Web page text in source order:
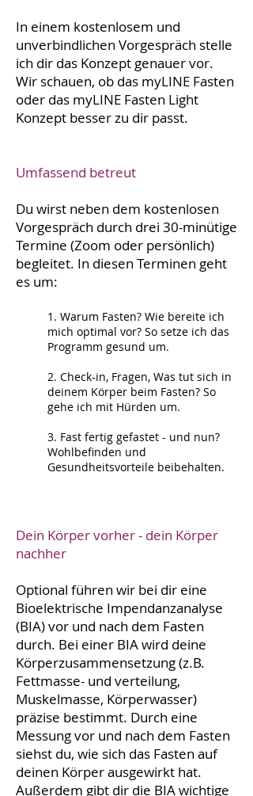
In einem kostenlosem und
unverbindlichen Vorgespräch stelle
ich dir das Konzept genauer vor.
Wir schauen, ob das myLINE Fasten
oder das myLINE Fasten Light
Konzept besser zu dir passt.
Umfassend betreut
Du wirst neben dem kostenlosen
Vorgespräch durch drei 30-minütige
Termine (Zoom oder persönlich)
begleitet. In diesen Terminen geht
es um:
1. Warum Fasten? Wie bereite ich
mich optimal vor? So setze ich das
Programm gesund um.
2. Check-in, Fragen, Was tut sich in
deinem Körper beim Fasten? So
gehe ich mit Hürden um.
3. Fast fertig gefastet - und nun?
Wohlbefinden und
Gesundheitsvorteile beibehalten.
Dein Körper vorher - dein Körper
nachher
Optional führen wir bei dir eine
Bioelektrische Impendanzanalyse
(BIA) vor und nach dem Fasten
durch. Bei einer BIA wird deine
Körperzusammensetzung (z.B.
Fettmasse- und verteilung,
Muskelmasse, Körperwasser)
präzise bestimmt. Durch eine
Messung vor und nach dem Fasten
siehst du, wie sich das Fasten auf
deinen Körper ausgewirkt hat.
Außerdem gibt dir die BIA wichtige